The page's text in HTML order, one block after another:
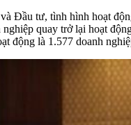
Đầu tư, tình hình hoạt
quay trở lại hoạt
động là 1.577 doanh